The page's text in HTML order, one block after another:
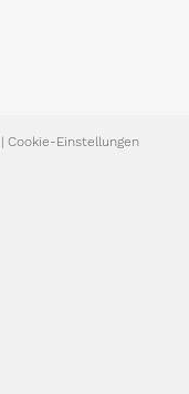
| Cookie-Einstellungen